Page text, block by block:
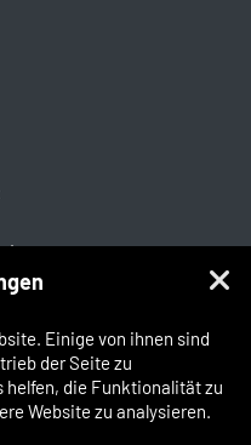
Einige von ihnen sind
der Seite zu
helfen, die Funktionalität zu
Website zu analysieren.